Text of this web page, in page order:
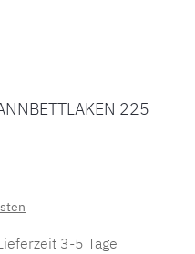
225
3-5 Tage